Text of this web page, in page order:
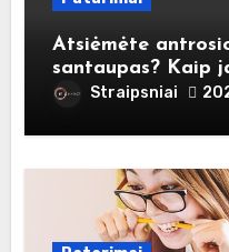
Atsiėmėte
santaupas? Kaip
atsakingai?
Straipsniai